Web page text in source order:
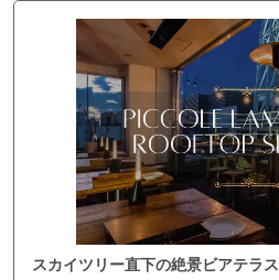
スカイツリー直下の絶景ビアテラス